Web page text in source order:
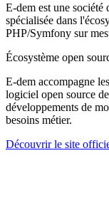
E-dem est une société
spécialisée dans
PHP/Symfony sur
Écosystème open
E-dem accompagne
logiciel open source
développements de
besoins métier.
Découvrir le site